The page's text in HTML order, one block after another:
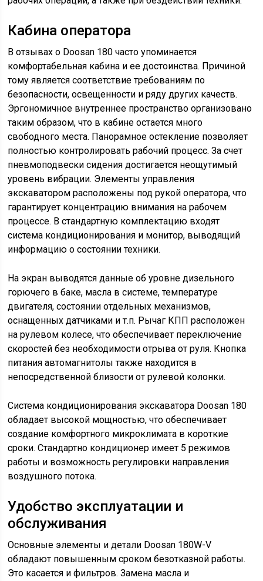
Кабина оператора
В отзывах о Doosan 180 часто упоминается
комфортабельная кабина и ее достоинства. Причиной
тому является соответствие требованиям по
безопасности, освещенности и ряду других качеств.
Эргономичное внутреннее пространство организовано
таким образом, что в кабине остается много
свободного места. Панорамное остекление позволяет
полностью контролировать рабочий процесс. За счет
пневмоподвески сидения достигается неощутимый
уровень вибрации. Элементы управления
экскаватором расположены под рукой оператора, что
гарантирует концентрацию внимания на рабочем
процессе. В стандартную комплектацию входят
система кондиционирования и монитор, выводящий
информацию о состоянии техники.
На экран выводятся данные об уровне дизельного
горючего в баке, масла в системе, температуре
двигателя, состоянии отдельных механизмов,
оснащенных датчиками и т.п. Рычаг КПП расположен
на рулевом колесе, что обеспечивает переключение
скоростей без необходимости отрыва от руля. Кнопка
питания автомагнитолы также находится в
непосредственной близости от рулевой колонки.
Система кондиционирования экскаватора Doosan 180
обладает высокой мощностью, что обеспечивает
создание комфортного микроклимата в короткие
сроки. Стандартно кондиционер имеет 5 режимов
работы и возможность регулировки направления
воздушного потока.
Удобство эксплуатации и
обслуживания
Основные элементы и детали Doosan 180W-V
обладают повышенным сроком безотказной работы.
Это касается и фильтров. Замена масла и